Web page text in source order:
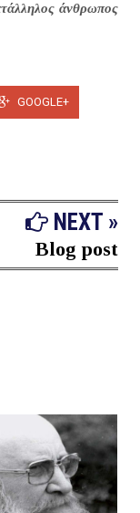
άνθρωπος
GOOGLE+
NEXT »
Blog post